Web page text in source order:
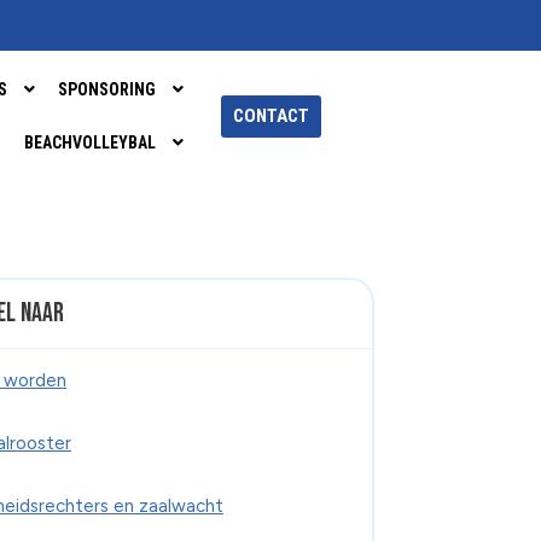
SPONSORING
BEACHVOLLEYBAL
CONTACT
naar
worden
en zaalwacht